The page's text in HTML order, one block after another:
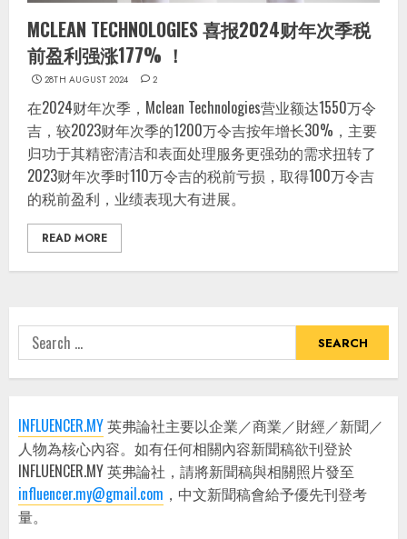
MCLEAN TECHNOLOGIES 喜报2024财年次季税
前盈利强涨177% ！
28TH AUGUST 2024 2
在2024财年次季，Mclean Technologies营业额达1550万令
吉，较2023财年次季的1200万令吉按年增长30%，主要
归功于其精密清洁和表面处理服务更强劲的需求扭转了
2023财年次季时110万令吉的税前亏损，取得100万令吉
的税前盈利，业绩表现大有进展。
READ MORE
Search
for:
INFLUENCER.MY英弗論社主要以企業／商業／財經／新聞／
人物為核心內容。如有任何相關內容新聞稿欲刊登於
INFLUENCER.MY 英弗論社，請將新聞稿與相關照片發至
influencer.my@gmail.com ，中文新聞稿會給予優先刊登考
量。